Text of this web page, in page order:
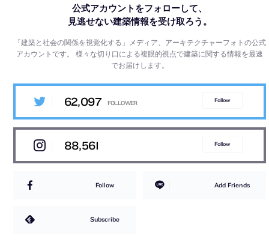
公式アカウントをフォローして、
見逃せない建築情報を受け取ろう。
「建築と社会の関係を視覚化する」メディア、アーキテクチャーフォトの公式
アカウントです。様々な切り口による複眼的視点で建築に関する情報を最速
でお届けします。
62,097 Follow
88,561 Follow
Follow Add Friends
Subscribe